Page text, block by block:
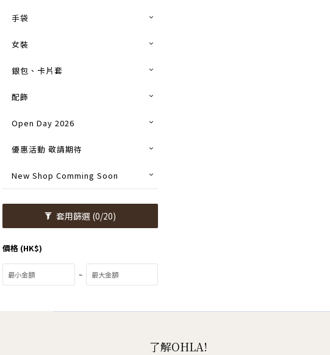
手袋
女裝
銀包、卡片套
配飾
Open Day 2026
優惠活動 敬請期待
New Shop Comming Soon
套用篩選 (0/20)
價格 (HK$)
~
了解OHLA!